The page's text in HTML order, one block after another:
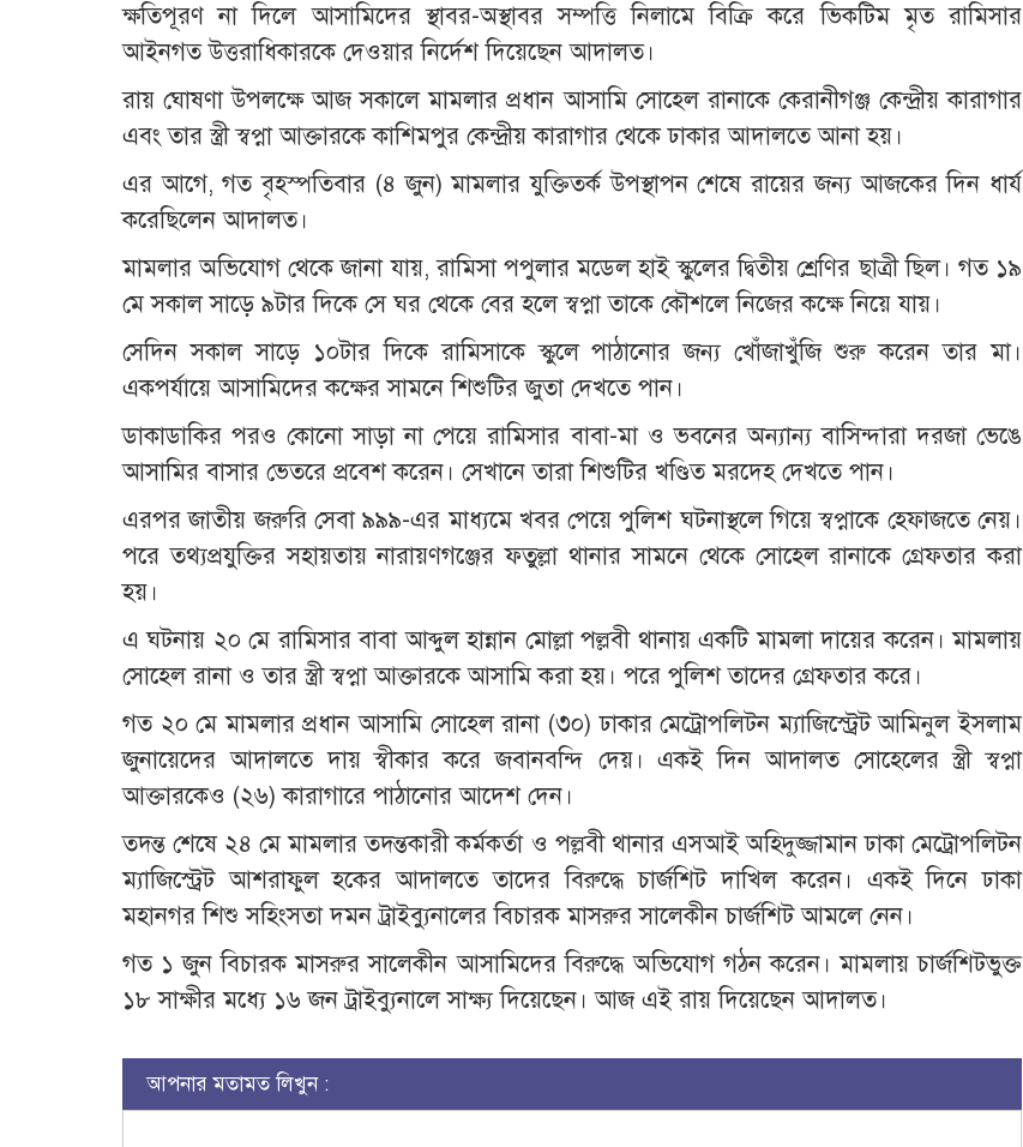
ক্ষতিপূরণ না দিলে আসামিদের স্থাবর-অস্থাবর সম্পত্তি নিলামে বিক্রি করে ভিকটিম মৃত রামিসার
আইনগত উত্তরাধিকারকে দেওয়ার নির্দেশ দিয়েছেন আদালত।
রায় ঘোষণা উপলক্ষে আজ সকালে মামলার প্রধান আসামি সোহেল রানাকে কেরানীগঞ্জ কেন্দ্রীয় কারাগার
এবং তার স্ত্রী স্বপ্না আক্তারকে কাশিমপুর কেন্দ্রীয় কারাগার থেকে ঢাকার আদালতে আনা হয়।
এর আগে, গত বৃহস্পতিবার (৪ জুন) মামলার যুক্তিতর্ক উপস্থাপন শেষে রায়ের জন্য আজকের দিন ধার্য
করেছিলেন আদালত।
মামলার অভিযোগ থেকে জানা যায়, রামিসা পপুলার মডেল হাই স্কুলের দ্বিতীয় শ্রেণির ছাত্রী ছিল। গত ১৯
মে সকাল সাড়ে ৯টার দিকে সে ঘর থেকে বের হলে স্বপ্না তাকে কৌশলে নিজের কক্ষে নিয়ে যায়।
সেদিন সকাল সাড়ে ১০টার দিকে রামিসাকে স্কুলে পাঠানোর জন্য খোঁজাখুঁজি শুরু করেন তার মা।
একপর্যায়ে আসামিদের কক্ষের সামনে শিশুটির জুতা দেখতে পান।
ডাকাডাকির পরও কোনো সাড়া না পেয়ে রামিসার বাবা-মা ও ভবনের অন্যান্য বাসিন্দারা দরজা ভেঙে
আসামির বাসার ভেতরে প্রবেশ করেন। সেখানে তারা শিশুটির খণ্ডিত মরদেহ দেখতে পান।
এরপর জাতীয় জরুরি সেবা ৯৯৯-এর মাধ্যমে খবর পেয়ে পুলিশ ঘটনাস্থলে গিয়ে স্বপ্নাকে হেফাজতে নেয়।
পরে তথ্যপ্রযুক্তির সহায়তায় নারায়ণগঞ্জের ফতুল্লা থানার সামনে থেকে সোহেল রানাকে গ্রেফতার করা
হয়।
এ ঘটনায় ২০ মে রামিসার বাবা আব্দুল হান্নান মোল্লা পল্লবী থানায় একটি মামলা দায়ের করেন। মামলায়
সোহেল রানা ও তার স্ত্রী স্বপ্না আক্তারকে আসামি করা হয়। পরে পুলিশ তাদের গ্রেফতার করে।
গত ২০ মে মামলার প্রধান আসামি সোহেল রানা (৩০) ঢাকার মেট্রোপলিটন ম্যাজিস্ট্রেট আমিনুল ইসলাম
জুনায়েদের আদালতে দায় স্বীকার করে জবানবন্দি দেয়। একই দিন আদালত সোহেলের স্ত্রী স্বপ্না
আক্তারকেও (২৬) কারাগারে পাঠানোর আদেশ দেন।
তদন্ত শেষে ২৪ মে মামলার তদন্তকারী কর্মকর্তা ও পল্লবী থানার এসআই অহিদুজ্জামান ঢাকা মেট্রোপলিটন
ম্যাজিস্ট্রেট আশরাফুল হকের আদালতে তাদের বিরুদ্ধে চার্জশিট দাখিল করেন। একই দিনে ঢাকা
মহানগর শিশু সহিংসতা দমন ট্রাইব্যুনালের বিচারক মাসরুর সালেকীন চার্জশিট আমলে নেন।
গত ১ জুন বিচারক মাসরুর সালেকীন আসামিদের বিরুদ্ধে অভিযোগ গঠন করেন। মামলায় চার্জশিটভুক্ত
১৮ সাক্ষীর মধ্যে ১৬ জন ট্রাইব্যুনালে সাক্ষ্য দিয়েছেন। আজ এই রায় দিয়েছেন আদালত।
আপনার মতামত লিখুন :